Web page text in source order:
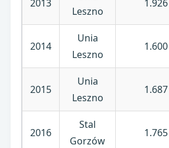
2013
Leszno
1.926
2014
Unia
Leszno
1.600
2015
Unia
Leszno
1.687
2016
Stal
Gorzów
1.765